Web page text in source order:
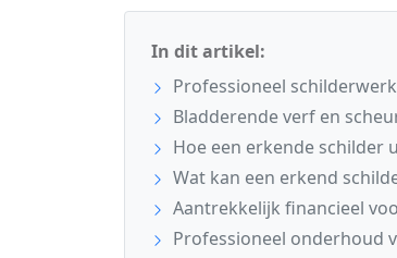
In dit artikel:
Professioneel
Bladderende verf en
Hoe een erkende schilder
Wat kan een erkend
Aantrekkelijk financieel
Professioneel onderhoud